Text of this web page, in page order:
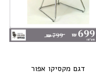
דגם מקסיקו אפור